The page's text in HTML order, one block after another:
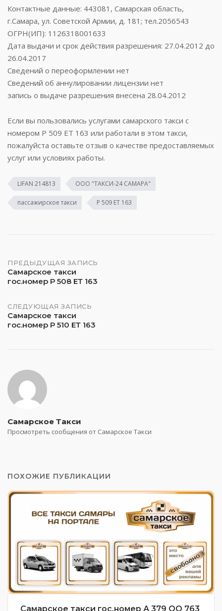
Контактные данные: 443081, Самарская область,
г.Самара, ул. Советской Армии, д. 181; тел.2056543
ОГРН(ИП): 1126318001633
Дата выдачи и срок действия разрешения: 27.04.2012 до
26.04.2017
Сведений о переоформлении нет
Сведений об аннулировании лицензии нет
запись о выдаче разрешения внесена 28.04.2012
Если вы пользовались услугами самарского такси с
номером Р 509 ЕТ 163 или работали в этом такси,
пожалуйста оставьте отзыв о качестве предоставляемых
услуг или условиях работы.
LIFAN 214813 ООО "ТАКСИ-24 САМАРА"
пассажирское такси Р 509 ЕТ 163
Навигация
по
записям
ПРЕДЫДУЩАЯ ЗАПИСЬ
Самарское такси
гос.номер Р 508 ЕТ 163
СЛЕДУЮЩАЯ ЗАПИСЬ
Самарское такси
гос.номер Р 510 ЕТ 163
Самарское Такси
Просмотреть сообщения от Самарское Такси
ПОХОЖИЕ ПУБЛИКАЦИИ
Самарское такси гос.номер А 379 ОО 763